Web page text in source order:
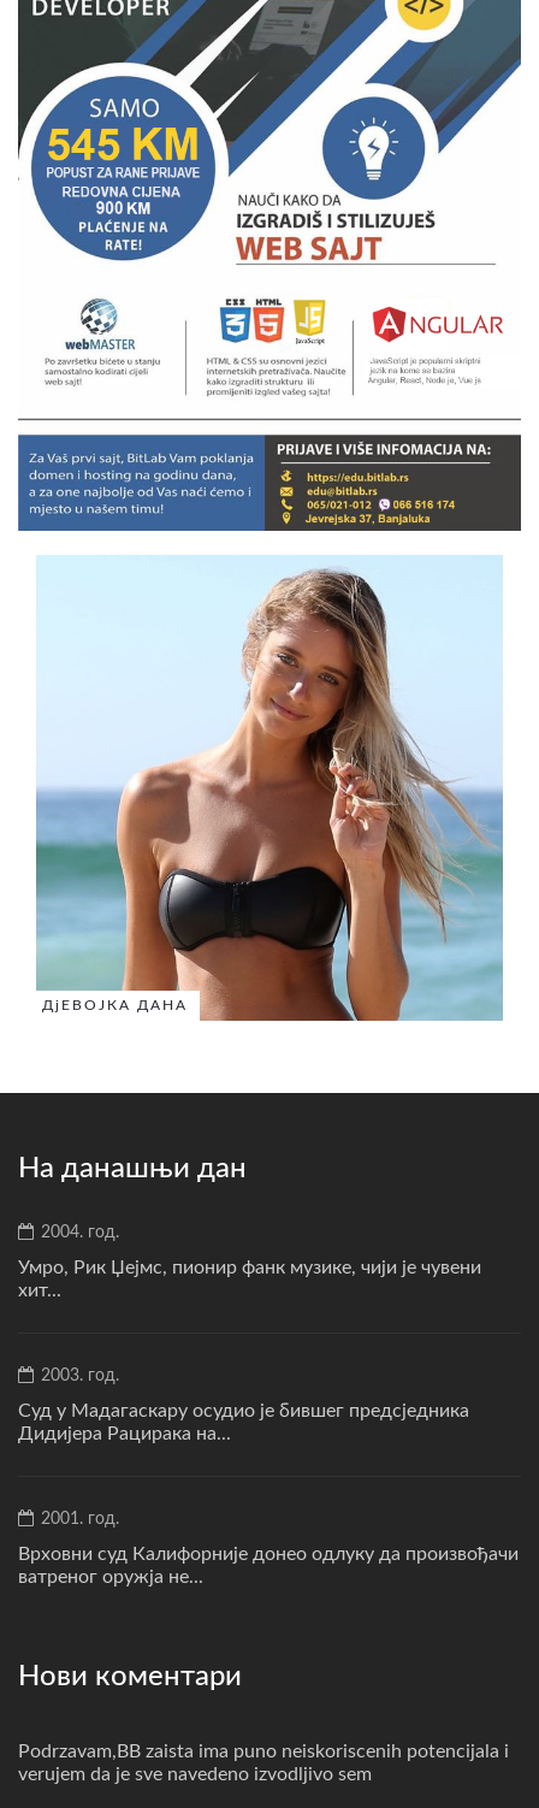
ДјЕВОЈКА ДАНА
На данашњи дан
2004. год.
Умро, Рик Џејмс, пионир фанк музике, чији је чувени
хит...
2003. год.
Суд у Мадагаскару осудио је бившег предсједника
Дидијера Рацирака на...
2001. год.
Врховни суд Калифорније донео одлуку да произвођачи
ватреног оружја не...
Нови коментари
Podrzavam,BB zaista ima puno neiskoriscenih potencijala i
verujem da je sve navedeno izvodljivo sem